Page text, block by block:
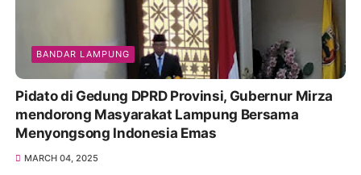
BANDAR LAMPUNG
Pidato di Gedung DPRD Provinsi, Gubernur Mirza
mendorong Masyarakat Lampung Bersama
Menyongsong Indonesia Emas
MARCH 04, 2025